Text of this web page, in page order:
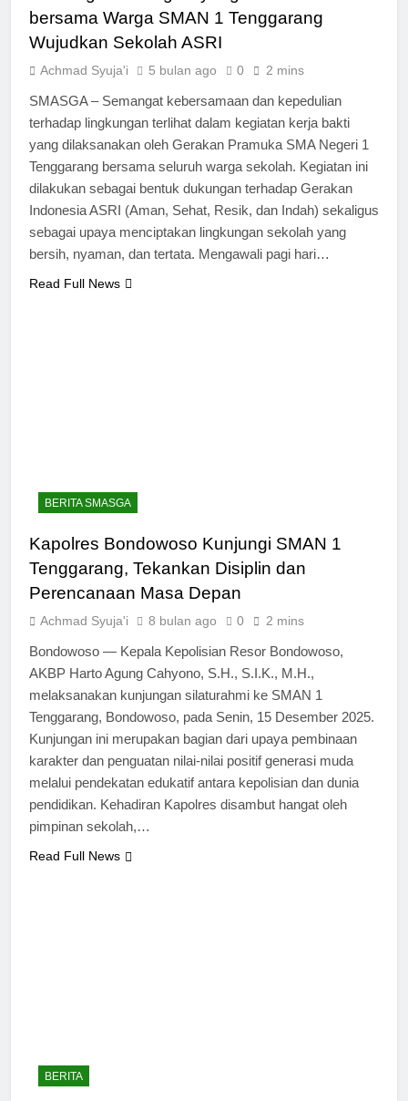
bersama Warga SMAN 1 Tenggarang
Wujudkan Sekolah ASRI
Achmad Syuja'i 5 bulan ago 0 2 mins
SMASGA – Semangat kebersamaan dan kepedulian
terhadap lingkungan terlihat dalam kegiatan kerja bakti
yang dilaksanakan oleh Gerakan Pramuka SMA Negeri 1
Tenggarang bersama seluruh warga sekolah. Kegiatan ini
dilakukan sebagai bentuk dukungan terhadap Gerakan
Indonesia ASRI (Aman, Sehat, Resik, dan Indah) sekaligus
sebagai upaya menciptakan lingkungan sekolah yang
bersih, nyaman, dan tertata. Mengawali pagi hari…
Read Full News
BERITA SMASGA
Kapolres Bondowoso Kunjungi SMAN 1
Tenggarang, Tekankan Disiplin dan
Perencanaan Masa Depan
Achmad Syuja'i 8 bulan ago 0 2 mins
Bondowoso — Kepala Kepolisian Resor Bondowoso,
AKBP Harto Agung Cahyono, S.H., S.I.K., M.H.,
melaksanakan kunjungan silaturahmi ke SMAN 1
Tenggarang, Bondowoso, pada Senin, 15 Desember 2025.
Kunjungan ini merupakan bagian dari upaya pembinaan
karakter dan penguatan nilai-nilai positif generasi muda
melalui pendekatan edukatif antara kepolisian dan dunia
pendidikan. Kehadiran Kapolres disambut hangat oleh
pimpinan sekolah,…
Read Full News
BERITA